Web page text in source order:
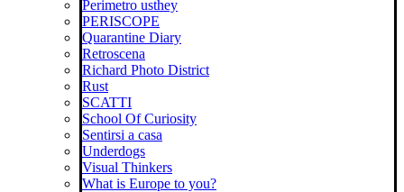
Perimetro usthey
PERISCOPE
Quarantine Diary
Retroscena
Richard Photo District
Rust
SCATTI
School Of Curiosity
Sentirsi a casa
Underdogs
Visual Thinkers
What is Europe to you?